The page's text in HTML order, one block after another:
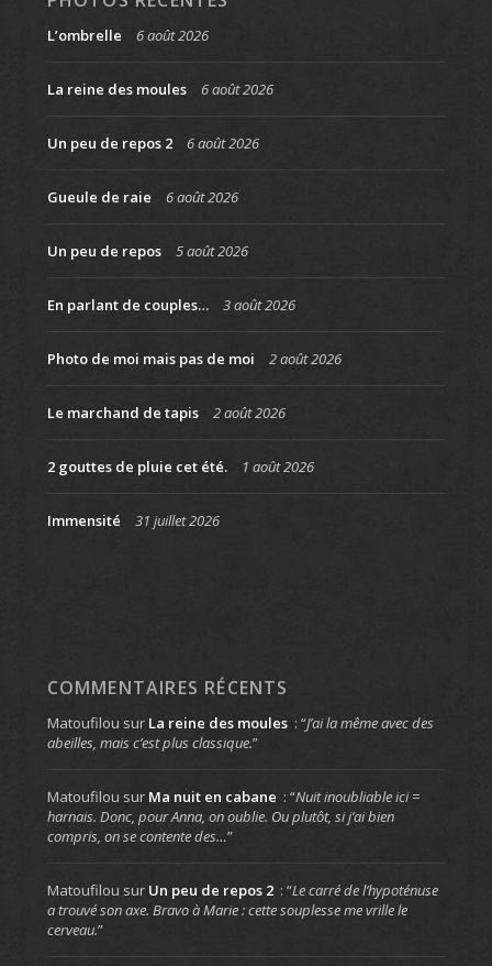
L’ombrelle 6 août 2026
La reine des moules 6 août 2026
Un peu de repos 2 6 août 2026
Gueule de raie 6 août 2026
Un peu de repos 5 août 2026
En parlant de couples… 3 août 2026
Photo de moi mais pas de moi 2 août 2026
Le marchand de tapis 2 août 2026
2 gouttes de pluie cet été. 1 août 2026
Immensité 31 juillet 2026
COMMENTAIRES RÉCENTS
Matoufilou sur La reine des moules : “J’ai la même avec des
abeilles, mais c’est plus classique.”
Matoufilou sur Ma nuit en cabane : “Nuit inoubliable ici =
harnais. Donc, pour Anna, on oublie. Ou plutôt, si j’ai bien
compris, on se contente des…”
Matoufilou sur Un peu de repos 2 : “Le carré de l’hypoténuse
a trouvé son axe. Bravo à Marie : cette souplesse me vrille le
cerveau.”